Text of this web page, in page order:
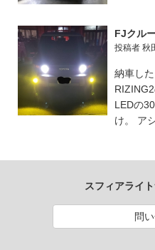
FJクル
投稿者 秋
納車し
LEDの
け。 ア
スフィアライ
問